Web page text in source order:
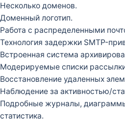
Несколько доменов.
Доменный логотип.
Работа с распределенными
Технология задержки SMTP-
Встроенная система
Модерируемые списки
Восстановление удаленных
Наблюдение за активностью/
Подробные журналы,
статистика.